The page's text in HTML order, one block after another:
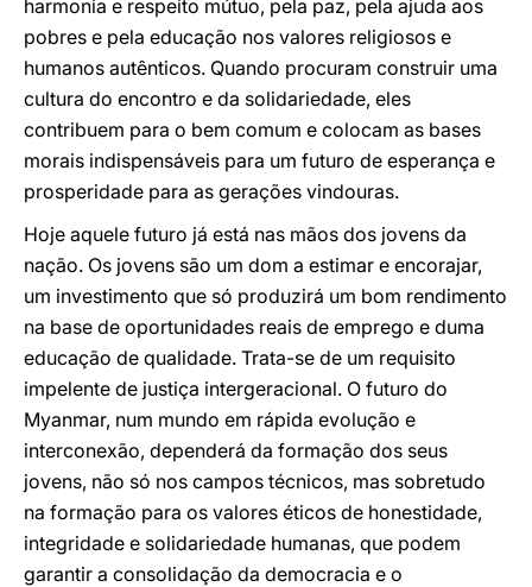
harmonia e respeito mútuo, pela paz, pela ajuda aos
pobres e pela educação nos valores religiosos e
humanos autênticos. Quando procuram construir uma
cultura do encontro e da solidariedade, eles
contribuem para o bem comum e colocam as bases
morais indispensáveis para um futuro de esperança e
prosperidade para as gerações vindouras.
Hoje aquele futuro já está nas mãos dos jovens da
nação. Os jovens são um dom a estimar e encorajar,
um investimento que só produzirá um bom rendimento
na base de oportunidades reais de emprego e duma
educação de qualidade. Trata-se de um requisito
impelente de justiça intergeracional. O futuro do
Myanmar, num mundo em rápida evolução e
interconexão, dependerá da formação dos seus
jovens, não só nos campos técnicos, mas sobretudo
na formação para os valores éticos de honestidade,
integridade e solidariedade humanas, que podem
garantir a consolidação da democracia e o